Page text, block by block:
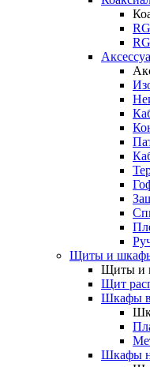
Щиты и
Щиты и
Щит
Шкафы
Шкафы